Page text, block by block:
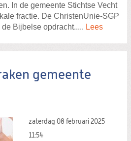
Zoeken
In de gemeente Stichtse Vecht
fractie. De ChristenUnie-SGP
Bijbelse opdracht..... Lees
gemeente
zaterdag 08 februari 2025
11:54